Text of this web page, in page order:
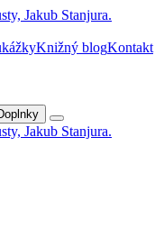
Knižný blogKontakt